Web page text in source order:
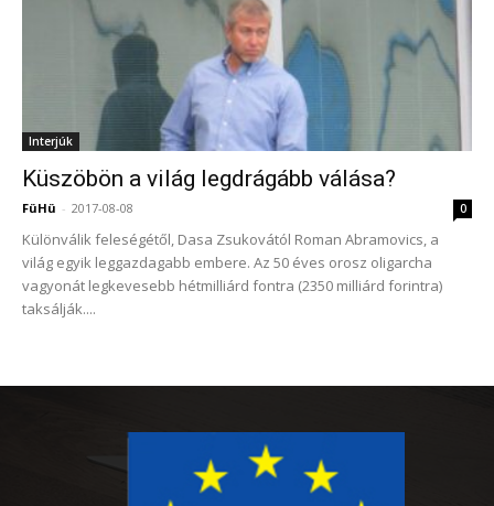
Interjúk
Küszöbön a világ legdrágább válása?
FüHü - 2017-08-08 0
Különválik feleségétől, Dasa Zsukovától Roman Abramovics, a
világ egyik leggazdagabb embere. Az 50 éves orosz oligarcha
vagyonát legkevesebb hétmilliárd fontra (2350 milliárd forintra)
taksálják....